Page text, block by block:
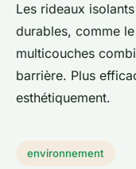
Les rideaux
durables, comme le
multicouches
barrière. Plus
esthétiquement.
environnement